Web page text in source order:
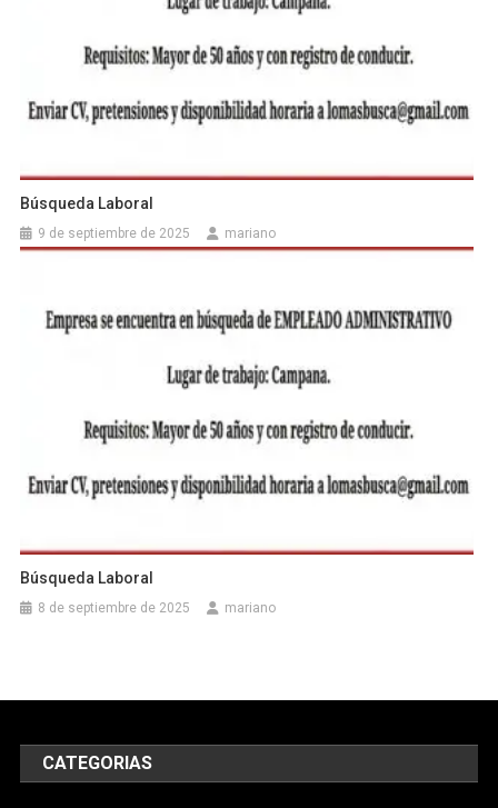
Búsqueda Laboral
9 de septiembre de 2025 mariano
Búsqueda Laboral
8 de septiembre de 2025 mariano
CATEGORIAS